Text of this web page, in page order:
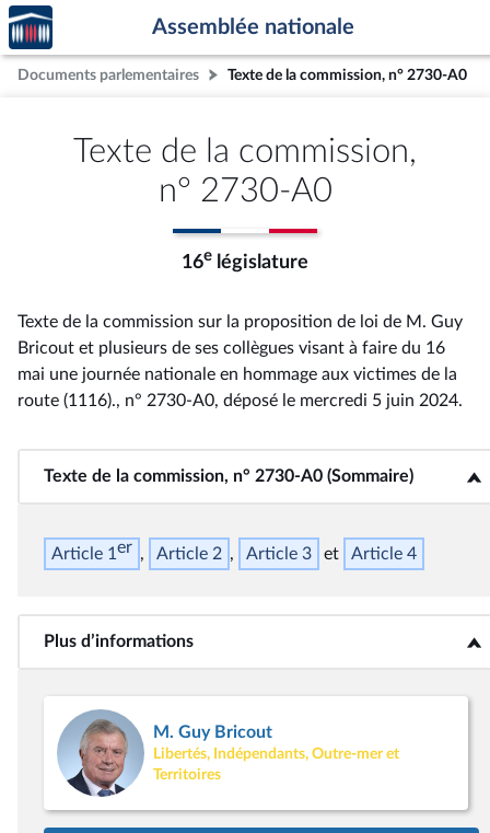
Aller au contenu
Aller en bas de la page
Accèder
à la
page
d'accueil
Assemblée nationale
Documents parlementaires Texte de la commission, n° 2730-A0
Texte de la commission,
n° 2730-A0
16e législature
Texte de la commission sur la proposition de loi de M. Guy
Bricout et plusieurs de ses collègues visant à faire du 16
mai une journée nationale en hommage aux victimes de la
route (1116)., n° 2730-A0, déposé le mercredi 5 juin 2024.
Texte de la commission, n° 2730-A0 (Sommaire)
<b>Texte de la commission, n° 2730-A0 (Sommaire)</b>
Article 1er Article 2 Article 3 Article 4
Plus d’informations<b>Plus d’informations</b>
M. Guy Bricout
Libertés, Indépendants, Outre-mer et
Territoires